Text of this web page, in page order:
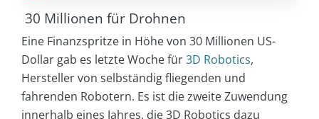
30 Millionen für Drohnen
Eine Finanzspritze in Höhe von 30 Millionen US-
Dollar gab es letzte Woche für3D Robotics,
Hersteller von selbständig fliegenden und
fahrenden Robotern. Es ist die zweite Zuwendung
innerhalb eines Jahres, die 3D Robotics dazu